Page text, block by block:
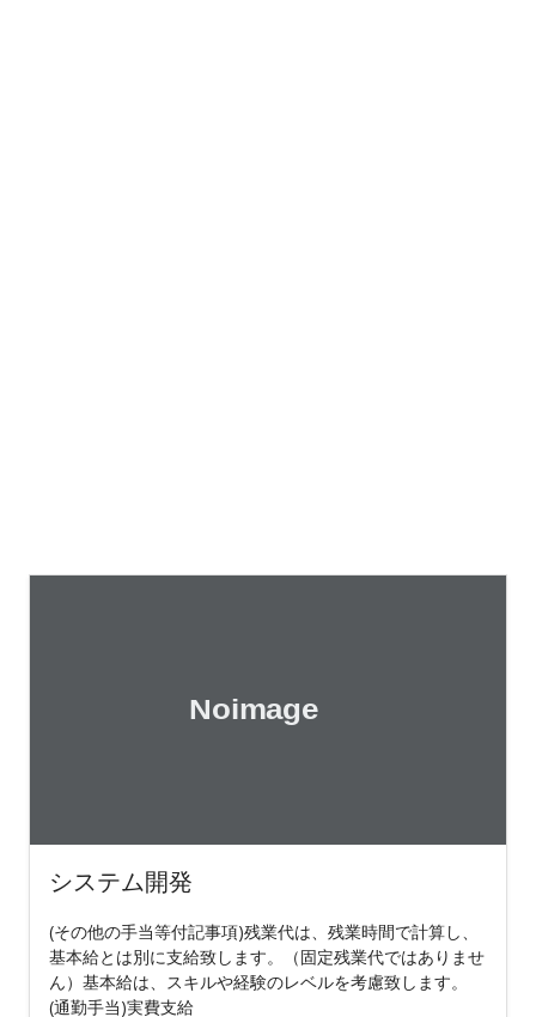
システム開発
(その他の手当等付記事項)残業代は、残業時間で計算し、
基本給とは別に支給致します。（固定残業代ではありませ
ん）基本給は、スキルや経験のレベルを考慮致します。
(通勤手当)実費支給